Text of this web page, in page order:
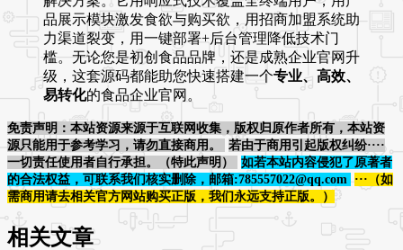
品展示模块激发食欲与购买欲，用招商加盟系统助
力渠道裂变，用一键部署+后台管理降低技术门
槛。无论您是初创食品品牌，还是成熟企业官网升
级，这套源码都能助您快速搭建一个专业、高效、
易转化的食品企业官网。
免责声明：本站资源来源于互联网收集，版权归原作者所有，本站资
源只能用于参考学习，请勿直接商用。
若由于商用引起版权纠纷····
一切责任使用者自行承担。（特此声明）
如若本站内容侵犯了原著者
的合法权益，可联系我们核实删除，邮箱:785557022@qq.com
···（如
需商用请去相关官方网站购买正版，我们永远支持正版。）
相关文章